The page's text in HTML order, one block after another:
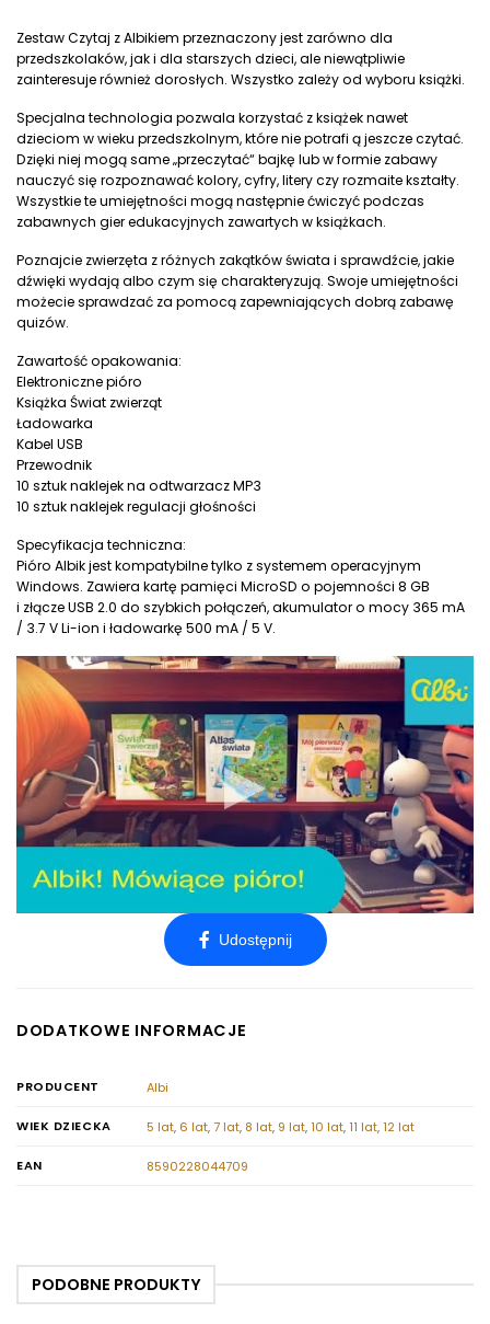
Zestaw Czytaj z Albikiem przeznaczony jest zarówno dla
przedszkolaków, jak i dla starszych dzieci, ale niewątpliwie
zainteresuje również dorosłych. Wszystko zależy od wyboru książki.
Specjalna technologia pozwala korzystać z książek nawet
dzieciom w wieku przedszkolnym, które nie potrafi ą jeszcze czytać.
Dzięki niej mogą same „przeczytać“ bajkę lub w formie zabawy
nauczyć się rozpoznawać kolory, cyfry, litery czy rozmaite kształty.
Wszystkie te umiejętności mogą następnie ćwiczyć podczas
zabawnych gier edukacyjnych zawartych w książkach.
Poznajcie zwierzęta z różnych zakątków świata i sprawdźcie, jakie
dźwięki wydają albo czym się charakteryzują. Swoje umiejętności
możecie sprawdzać za pomocą zapewniających dobrą zabawę
quizów.
Zawartość opakowania:
Elektroniczne pióro
Książka Świat zwierząt
Ładowarka
Kabel USB
Przewodnik
10 sztuk naklejek na odtwarzacz MP3
10 sztuk naklejek regulacji głośności
Specyfikacja techniczna:
Pióro Albik jest kompatybilne tylko z systemem operacyjnym
Windows. Zawiera kartę pamięci MicroSD o pojemności 8 GB
i złącze USB 2.0 do szybkich połączeń, akumulator o mocy 365 mA
/ 3.7 V Li-ion i ładowarkę 500 mA / 5 V.
DODATKOWE INFORMACJE
PRODUCENT Albi
WIEK DZIECKA 5 lat, 6 lat,7 lat, 8 lat, 9 lat,10 lat,11 lat,12 lat
EAN 8590228044709
PODOBNE PRODUKTY